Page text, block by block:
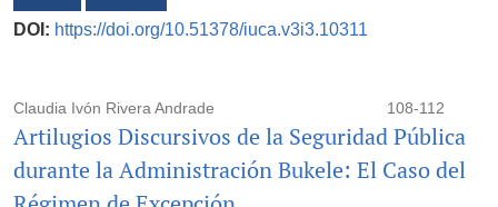
DOI: https://doi.org/10.51378/iuca.v3i3.10311
Claudia Ivón Rivera Andrade 108-112
Artilugios Discursivos de la Seguridad Pública
durante la Administración Bukele: El Caso del